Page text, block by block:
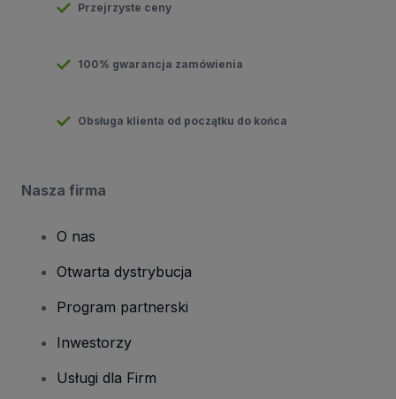
Przejrzyste ceny
100% gwarancja zamówienia
Obsługa klienta od początku do końca
Nasza firma
O nas
Otwarta dystrybucja
Program partnerski
Inwestorzy
Usługi dla Firm